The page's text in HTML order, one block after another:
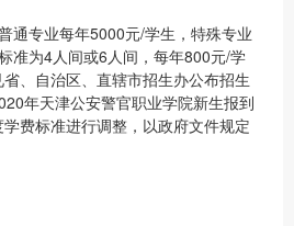
通专业每年5000元/学生，特殊专业
准为4人间或6人间，每年800元/学
、自治区、直辖市招生办公布招生
年天津公安警官职业学院新生报到
费标准进行调整，以政府文件规定